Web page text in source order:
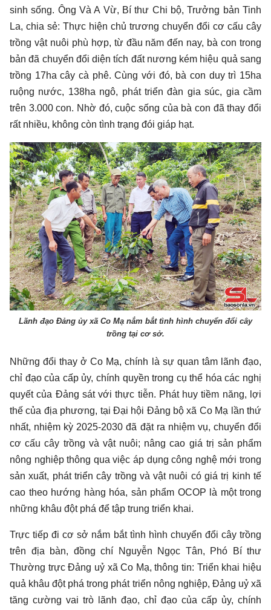
sinh sống. Ông Và A Vừ, Bí thư Chi bộ, Trưởng bản Tinh
La, chia sẻ: Thực hiện chủ trương chuyển đổi cơ cấu cây
trồng vật nuôi phù hợp, từ đầu năm đến nay, bà con trong
bản đã chuyển đổi diện tích đất nương kém hiệu quả sang
trồng 17ha cây cà phê. Cùng với đó, bà con duy trì 15ha
ruộng nước, 138ha ngô, phát triển đàn gia súc, gia cầm
trên 3.000 con. Nhờ đó, cuộc sống của bà con đã thay đổi
rất nhiều, không còn tình trạng đói giáp hạt.
Lãnh đạo Đảng ủy xã Co Mạ nắm bắt tình hình chuyển đổi cây
trồng tại cơ sở.
Những đổi thay ở Co Mạ, chính là sự quan tâm lãnh đạo,
chỉ đạo của cấp ủy, chính quyền trong cụ thể hóa các nghị
quyết của Đảng sát với thực tiễn. Phát huy tiềm năng, lợi
thế của địa phương, tại Đại hội Đảng bộ xã Co Mạ lần thứ
nhất, nhiệm kỳ 2025-2030 đã đặt ra nhiệm vụ, chuyển đổi
cơ cấu cây trồng và vật nuôi; nâng cao giá trị sản phẩm
nông nghiệp thông qua việc áp dụng công nghệ mới trong
sản xuất, phát triển cây trồng và vật nuôi có giá trị kinh tế
cao theo hướng hàng hóa, sản phẩm OCOP là một trong
những khâu đột phá để tập trung triển khai.
Trực tiếp đi cơ sở nắm bắt tình hình chuyển đổi cây trồng
trên địa bàn, đồng chí Nguyễn Ngọc Tân, Phó Bí thư
Thường trực Đảng uỷ xã Co Mạ, thông tin: Triển khai hiệu
quả khâu đột phá trong phát triển nông nghiệp, Đảng uỷ xã
tăng cường vai trò lãnh đạo, chỉ đạo của cấp ủy, chính